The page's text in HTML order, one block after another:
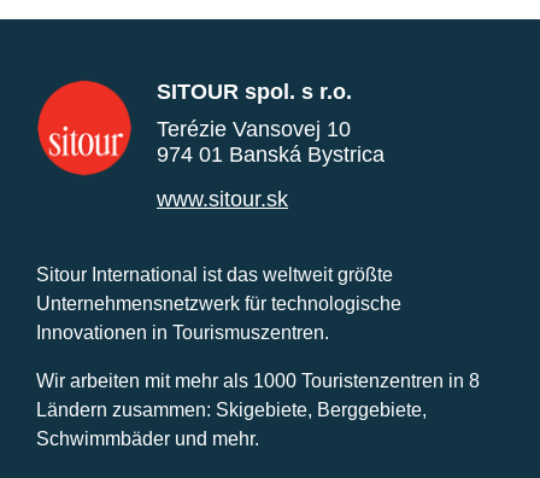
SITOUR spol. s r.o.
Terézie Vansovej 10
974 01 Banská Bystrica
www.sitour.sk
Sitour International ist das weltweit größte
Unternehmensnetzwerk für technologische
Innovationen in Tourismuszentren.
Wir arbeiten mit mehr als 1000 Touristenzentren in 8
Ländern zusammen: Skigebiete, Berggebiete,
Schwimmbäder und mehr.